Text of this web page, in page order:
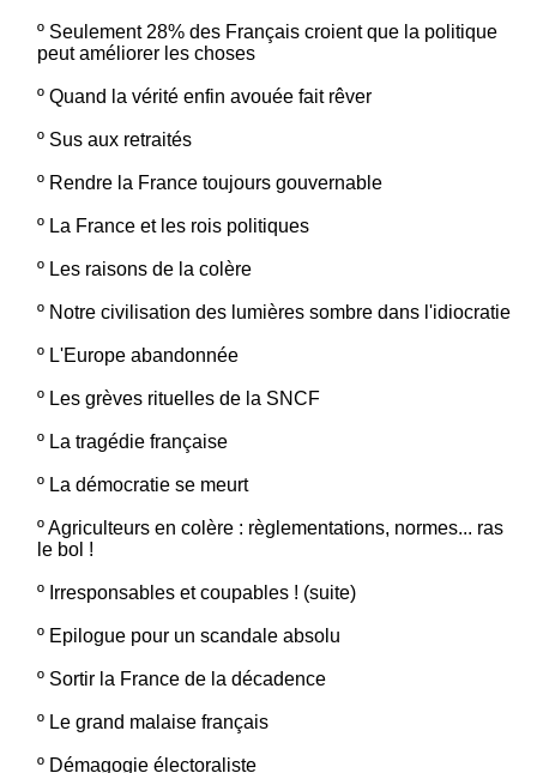
º Seulement 28% des Français croient que la politique
peut améliorer les choses
º Quand la vérité enfin avouée fait rêver
º Sus aux retraités
º Rendre la France toujours gouvernable
º La France et les rois politiques
º Les raisons de la colère
º Notre civilisation des lumières sombre dans l'idiocratie
º L'Europe abandonnée
º Les grèves rituelles de la SNCF
º La tragédie française
º La démocratie se meurt
ºAgriculteurs en colère : règlementations, normes... ras
le bol !
º Irresponsables et coupables ! (suite)
º Epilogue pour un scandale absolu
º Sortir la France de la décadence
º Le grand malaise français
º Démagogie électoraliste